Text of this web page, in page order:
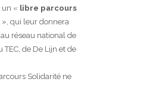
un « libre parcours
», qui leur donnera
réseau national de
TEC, de De Lijn et de
Solidarité ne